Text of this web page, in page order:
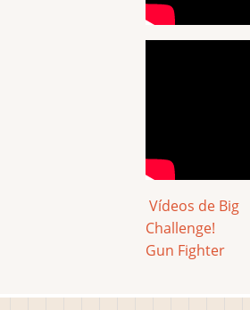
Vídeos de Big
Challenge!
Gun Fighter